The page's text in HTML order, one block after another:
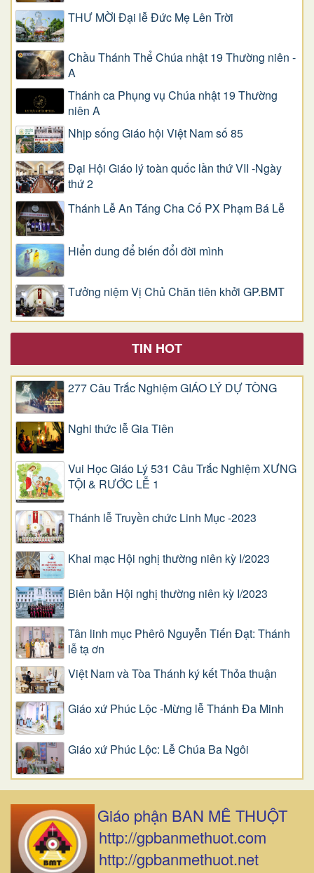
THƯ MỜI Đại lễ Đức Mẹ Lên Trời
Chầu Thánh Thể Chúa nhật 19 Thường niên -
A
Thánh ca Phụng vụ Chúa nhật 19 Thường
niên A
Nhịp sống Giáo hội Việt Nam số 85
Đại Hội Giáo lý toàn quốc lần thứ VII -Ngày
thứ 2
Thánh Lễ An Táng Cha Cố PX Phạm Bá Lễ
Hiển dung để biến đổi đời mình
Tưởng niệm Vị Chủ Chăn tiên khởi GP.BMT
TIN HOT
277 Câu Trắc Nghiệm GIÁO LÝ DỰ TÒNG
Nghi thức lễ Gia Tiên
Vui Học Giáo Lý 531 Câu Trắc Nghiệm XƯNG
TỘI & RƯỚC LỄ 1
Thánh lễ Truyền chức Linh Mục -2023
Khai mạc Hội nghị thường niên kỳ I/2023
Biên bản Hội nghị thường niên kỳ I/2023
Tân linh mục Phêrô Nguyễn Tiến Đạt: Thánh
lễ tạ ơn
Việt Nam và Tòa Thánh ký kết Thỏa thuận
Giáo xứ Phúc Lộc -Mừng lễ Thánh Đa Minh
Giáo xứ Phúc Lộc: Lễ Chúa Ba Ngôi
Giáo phận BAN MÊ THUỘT
http://gpbanmethuot.com
http://gpbanmethuot.net